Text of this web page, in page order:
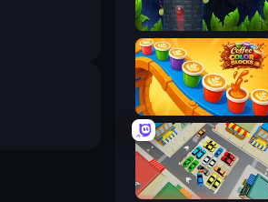
Bubble Tower 3D
Coffee Color Blocks